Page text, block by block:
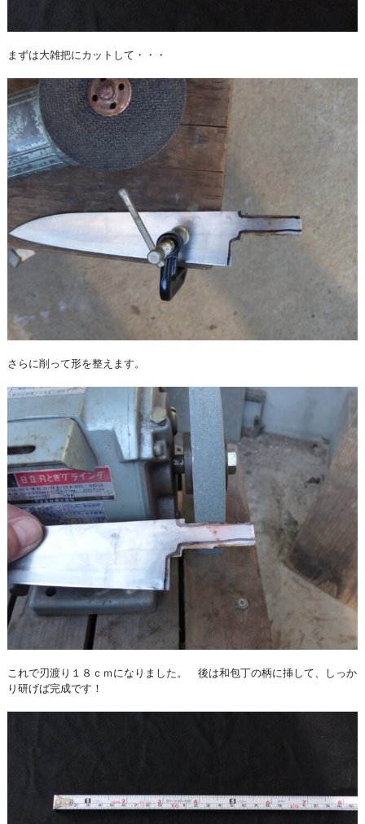
まずは大雑把にカットして・・・
さらに削って形を整えます。
これで刃渡り１８ｃｍになりました。 後は和包丁の柄に挿して、しっか
り研げば完成です！